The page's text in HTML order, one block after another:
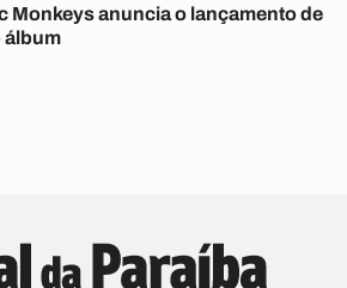
Monkeys anuncia o lançamento de
álbum